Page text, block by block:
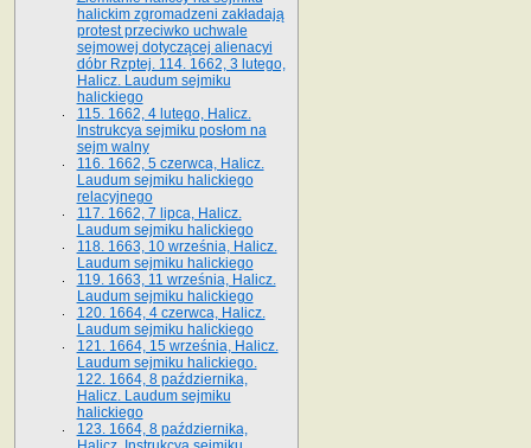
halickim zgromadzeni zakładają
protest przeciwko uchwale
sejmowej dotyczącej alienacyi
dóbr Rzptej. 114. 1662, 3 lutego,
Halicz. Laudum sejmiku
halickiego
115. 1662, 4 lutego, Halicz.
Instrukcya sejmiku posłom na
sejm walny
116. 1662, 5 czerwca, Halicz.
Laudum sejmiku halickiego
relacyjnego
117. 1662, 7 lipca, Halicz.
Laudum sejmiku halickiego
118. 1663, 10 września, Halicz.
Laudum sejmiku halickiego
119. 1663, 11 września, Halicz.
Laudum sejmiku halickiego
120. 1664, 4 czerwca, Halicz.
Laudum sejmiku halickiego
121. 1664, 15 września, Halicz.
Laudum sejmiku halickiego.
122. 1664, 8 października,
Halicz. Laudum sejmiku
halickiego
123. 1664, 8 października,